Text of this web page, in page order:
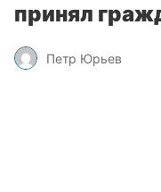
принял
Петр Юрьев